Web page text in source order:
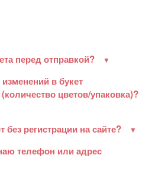
перед отправкой?
в букет
цветов/упаковка)?
без регистрации на сайте?
телефон или адрес